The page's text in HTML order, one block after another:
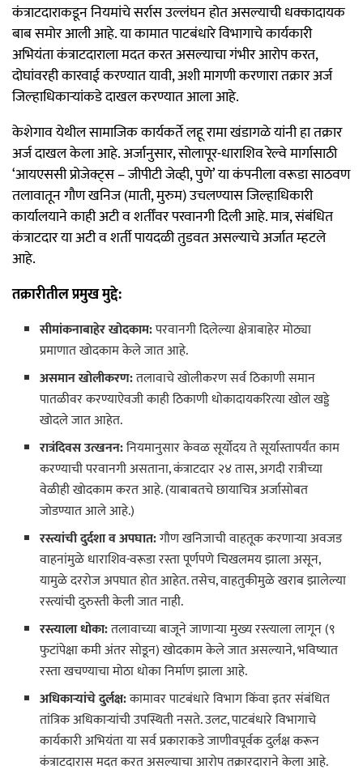
कंत्राटदाराकडून नियमांचे सर्रास उल्लंघन होत असल्याची धक्कादायक
बाब समोर आली आहे. या कामात पाटबंधारे विभागाचे कार्यकारी
अभियंता कंत्राटदाराला मदत करत असल्याचा गंभीर आरोप करत,
दोघांवरही कारवाई करण्यात यावी, अशी मागणी करणारा तक्रार अर्ज
जिल्हाधिकाऱ्यांकडे दाखल करण्यात आला आहे.
केशेगाव येथील सामाजिक कार्यकर्ते लहू रामा खंडागळे यांनी हा तक्रार
अर्ज दाखल केला आहे. अर्जानुसार, सोलापूर-धाराशिव रेल्वे मार्गासाठी
‘आयएससी प्रोजेक्ट्स – जीपीटी जेव्ही, पुणे’ या कंपनीला वरूडा साठवण
तलावातून गौण खनिज (माती, मुरुम) उचलण्यास जिल्हाधिकारी
कार्यालयाने काही अटी व शर्तींवर परवानगी दिली आहे. मात्र, संबंधित
कंत्राटदार या अटी व शर्ती पायदळी तुडवत असल्याचे अर्जात म्हटले
आहे.
तक्रारीतील प्रमुख मुद्दे:
सीमांकनाबाहेर खोदकाम:परवानगी दिलेल्या क्षेत्राबाहेर मोठ्या
प्रमाणात खोदकाम केले जात आहे.
असमान खोलीकरण:तलावाचे खोलीकरण सर्व ठिकाणी समान
पातळीवर करण्याऐवजी काही ठिकाणी धोकादायकरित्या खोल खड्डे
खोदले जात आहेत.
रात्रंदिवस उत्खनन:नियमानुसार केवळ सूर्योदय ते सूर्यास्तापर्यंत काम
करण्याची परवानगी असताना, कंत्राटदार २४ तास, अगदी रात्रीच्या
वेळीही खोदकाम करत आहे. (याबाबतचे छायाचित्र अर्जासोबत
जोडण्यात आले आहे.)
रस्त्यांची दुर्दशा व अपघात:गौण खनिजाची वाहतूक करणाऱ्या अवजड
वाहनांमुळे धाराशिव-वरूडा रस्ता पूर्णपणे चिखलमय झाला असून,
यामुळे दररोज अपघात होत आहेत. तसेच, वाहतुकीमुळे खराब झालेल्या
रस्त्यांची दुरुस्ती केली जात नाही.
रस्त्याला धोका:तलावाच्या बाजूने जाणाऱ्या मुख्य रस्त्याला लागून (९
फुटांपेक्षा कमी अंतर सोडून) खोदकाम केले जात असल्याने, भविष्यात
रस्ता खचण्याचा मोठा धोका निर्माण झाला आहे.
अधिकाऱ्यांचे दुर्लक्ष:कामावर पाटबंधारे विभाग किंवा इतर संबंधित
तांत्रिक अधिकाऱ्यांची उपस्थिती नसते. उलट, पाटबंधारे विभागाचे
कार्यकारी अभियंता या सर्व प्रकाराकडे जाणीवपूर्वक दुर्लक्ष करून
कंत्राटदारास मदत करत असल्याचा आरोप तक्रारदाराने केला आहे.